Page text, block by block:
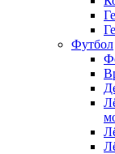
Футбол